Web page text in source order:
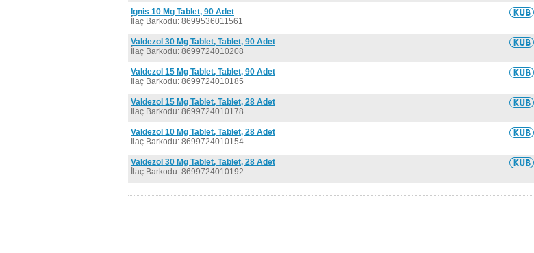
Ignis 10 Mg Tablet, 90 Adet
İlaç Barkodu: 8699536011561
Valdezol 30 Mg Tablet, Tablet, 90 Adet
İlaç Barkodu: 8699724010208
Valdezol 15 Mg Tablet, Tablet, 90 Adet
İlaç Barkodu: 8699724010185
Valdezol 15 Mg Tablet, Tablet, 28 Adet
İlaç Barkodu: 8699724010178
Valdezol 10 Mg Tablet, Tablet, 28 Adet
İlaç Barkodu: 8699724010154
Valdezol 30 Mg Tablet, Tablet, 28 Adet
İlaç Barkodu: 8699724010192